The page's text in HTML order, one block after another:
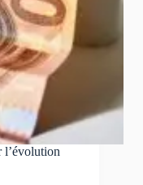
l’évolution